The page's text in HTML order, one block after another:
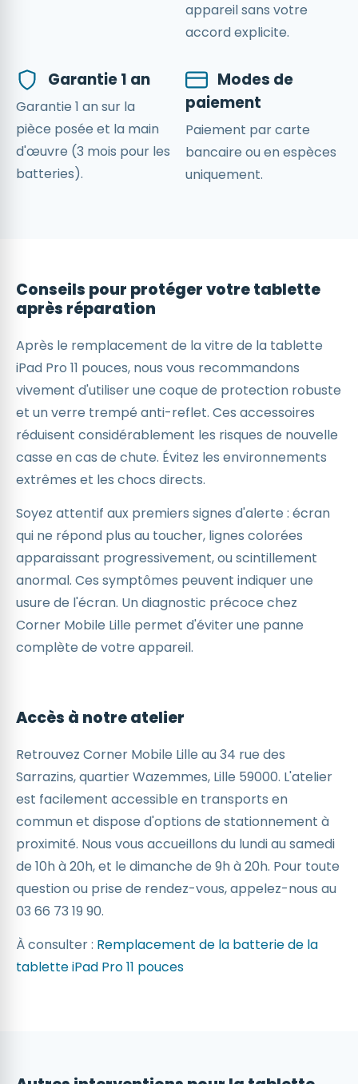
appareil sans votre
accord explicite.
Garantie 1 an
Garantie 1 an sur la
pièce posée et la main
d'œuvre (3 mois pour les
batteries).
Modes de
paiement
Paiement par carte
bancaire ou en espèces
uniquement.
Conseils pour protéger votre tablette
après réparation
Après le remplacement de la vitre de la tablette
iPad Pro 11 pouces, nous vous recommandons
vivement d'utiliser une coque de protection robuste
et un verre trempé anti-reflet. Ces accessoires
réduisent considérablement les risques de nouvelle
casse en cas de chute. Évitez les environnements
extrêmes et les chocs directs.
Soyez attentif aux premiers signes d'alerte : écran
qui ne répond plus au toucher, lignes colorées
apparaissant progressivement, ou scintillement
anormal. Ces symptômes peuvent indiquer une
usure de l'écran. Un diagnostic précoce chez
Corner Mobile Lille permet d'éviter une panne
complète de votre appareil.
Accès à notre atelier
Retrouvez Corner Mobile Lille au 34 rue des
Sarrazins, quartier Wazemmes, Lille 59000. L'atelier
est facilement accessible en transports en
commun et dispose d'options de stationnement à
proximité. Nous vous accueillons du lundi au samedi
de 10h à 20h, et le dimanche de 9h à 20h. Pour toute
question ou prise de rendez-vous, appelez-nous au
03 66 73 19 90.
À consulter : Remplacement de la batterie de la
tablette iPad Pro 11 pouces